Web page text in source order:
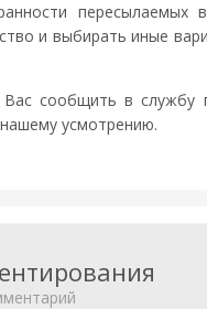
и выбирать иные
сообщить в
усмотрению.